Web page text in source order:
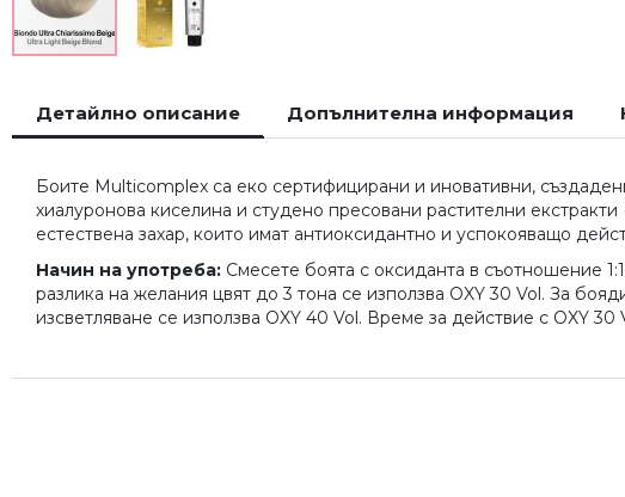
началото
на
със
снимки
Детайлно описание
Боите Multicomplex са еко сертифицирани и иновативни,
хиалуронова киселина и студено пресовани растителни
естествена захар, които имат антиоксидантно и успокояващо
Начин на употреба: Смесете боята с оксиданта в съотношение
разлика на желания цвят до 3 тона се използва OXY 30 Vol. За
изсветляване се използва OXY 40 Vol. Време за действие с OXY
Допълнителна информация